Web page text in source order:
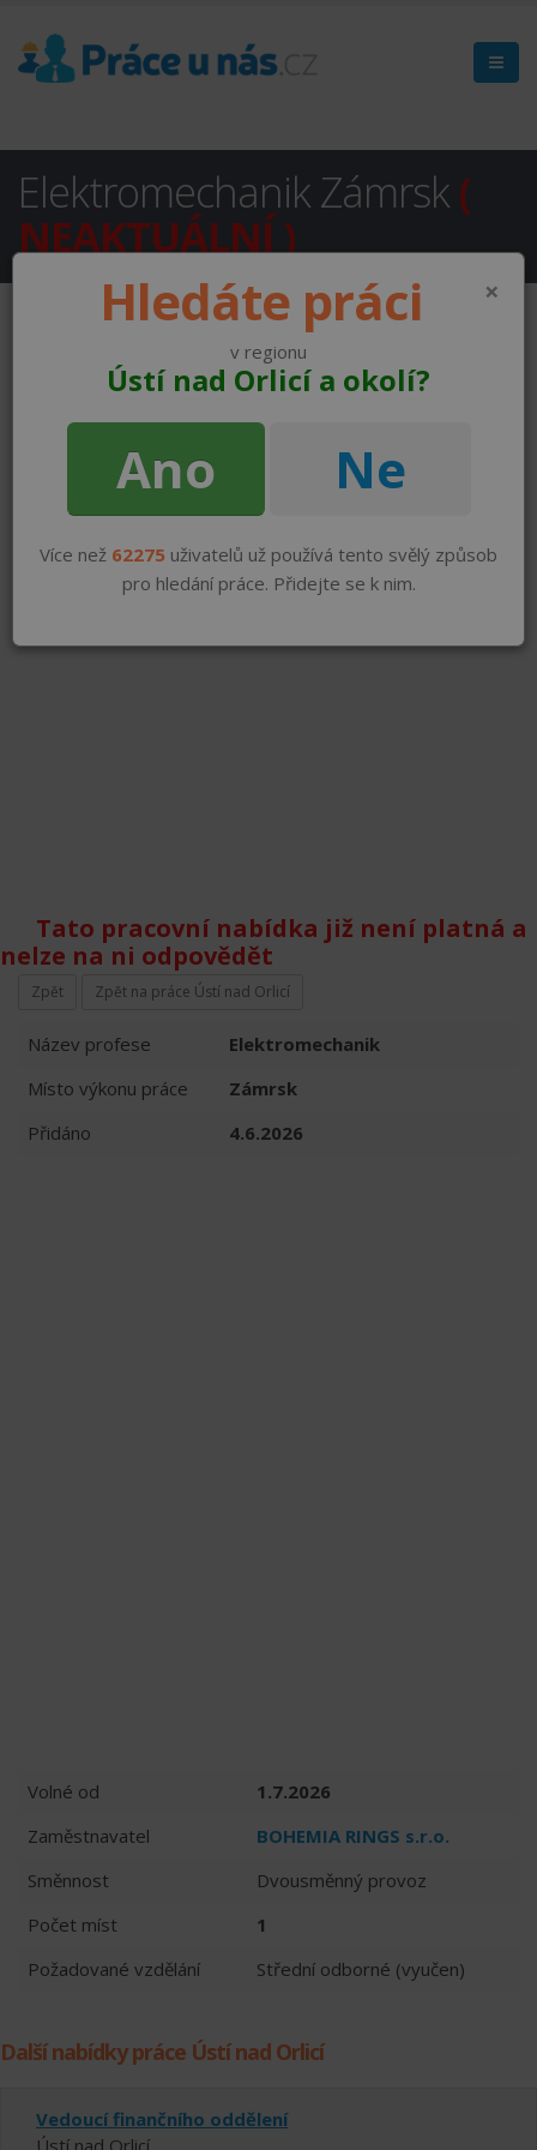
Elektromechanik Zámrsk(
NEAKTUÁLNÍ )
Tato pracovní nabídka již není platná a
nelze na ni odpovědět
Zpět Zpět na práce Ústí nad Orlicí
Název profese
Elektromechanik
Místo výkonu práce
Zámrsk
Přidáno
4.6.2026
Volné od
1.7.2026
Zaměstnavatel
BOHEMIA RINGS s.r.o.
Směnnost
Dvousměnný provoz
Počet míst
1
Požadované vzdělání
Střední odborné (vyučen)
Další nabídky práce Ústí nad Orlicí
Vedoucí finančního oddělení
Ústí nad Orlicí
×
Hledáte práci
v regionu
Ústí nad Orlicí a okolí?
Ano Ne
Více než 62275 uživatelů už používá tento svělý způsob
pro hledání práce. Přidejte se k nim.